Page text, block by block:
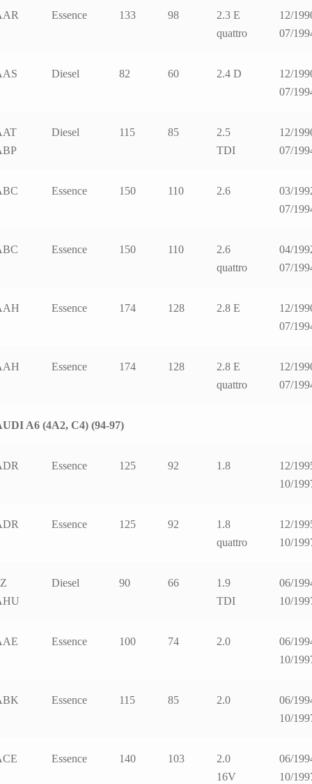
Essence 133 98
2.3 E
quattro
12/
07/
Diesel 82 60 2.4 D
12/
07/
Diesel 115 85
2.5
TDI
12/
07/
Essence 150 110 2.6
03/
07/
Essence 150 110
2.6
quattro
04/
07/
Essence 174 128 2.8 E
12/
07/
Essence 174 128
2.8 E
quattro
12/
07/
A6 (4A2, C4) (94-97)
Essence 125 92 1.8
12/
10/
Essence 125 92
1.8
quattro
12/
10/
Diesel 90 66
1.9
TDI
06/
10/
Essence 100 74 2.0
06/
10/
Essence 115 85 2.0
06/
10/
Essence 140 103
2.0
16V
06/
10/